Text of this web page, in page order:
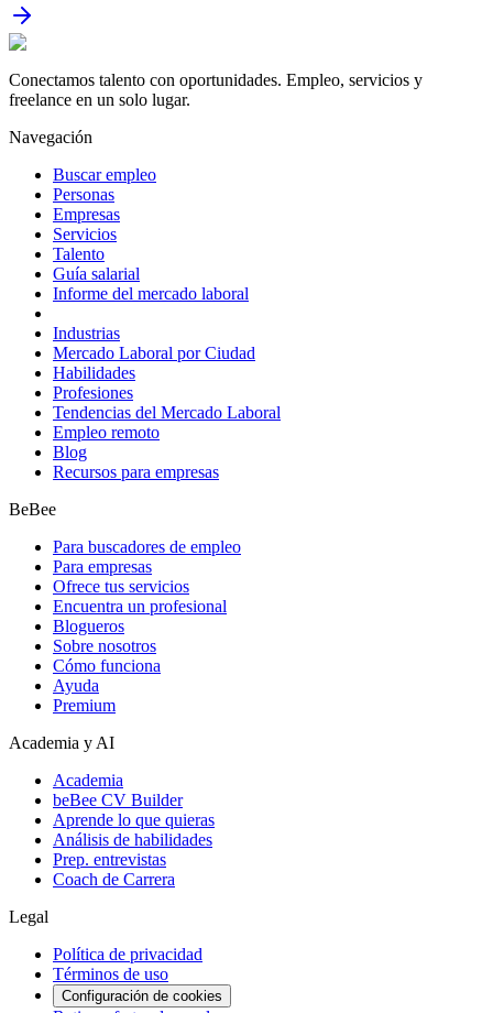
Conectamos talento con oportunidades. Empleo, servicios y
freelance en un solo lugar.
Navegación
Buscar empleo
Personas
Empresas
Servicios
Talento
Guía salarial
Informe del mercado laboral
Industrias
Mercado Laboral por Ciudad
Habilidades
Profesiones
Tendencias del Mercado Laboral
Empleo remoto
Blog
Recursos para empresas
BeBee
Para buscadores de empleo
Para empresas
Ofrece tus servicios
Encuentra un profesional
Blogueros
Sobre nosotros
Cómo funciona
Ayuda
Premium
Academia y AI
Academia
beBee CV Builder
Aprende lo que quieras
Análisis de habilidades
Prep. entrevistas
Coach de Carrera
Legal
Política de privacidad
Términos de uso
Configuración de cookies